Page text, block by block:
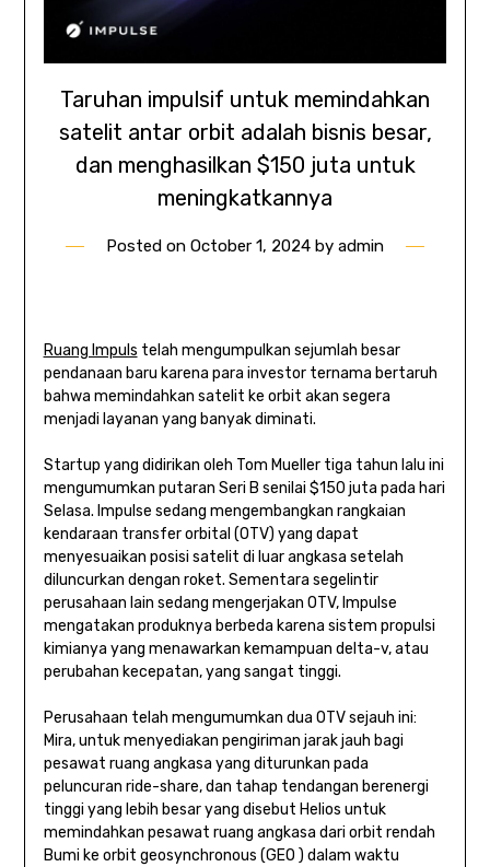
Taruhan impulsif untuk memindahkan
satelit antar orbit adalah bisnis besar,
dan menghasilkan $150 juta untuk
meningkatkannya
Posted on October 1, 2024 by admin
Ruang Impuls telah mengumpulkan sejumlah besar
pendanaan baru karena para investor ternama bertaruh
bahwa memindahkan satelit ke orbit akan segera
menjadi layanan yang banyak diminati.
Startup yang didirikan oleh Tom Mueller tiga tahun lalu ini
mengumumkan putaran Seri B senilai $150 juta pada hari
Selasa. Impulse sedang mengembangkan rangkaian
kendaraan transfer orbital (OTV) yang dapat
menyesuaikan posisi satelit di luar angkasa setelah
diluncurkan dengan roket. Sementara segelintir
perusahaan lain sedang mengerjakan OTV, Impulse
mengatakan produknya berbeda karena sistem propulsi
kimianya yang menawarkan kemampuan delta-v, atau
perubahan kecepatan, yang sangat tinggi.
Perusahaan telah mengumumkan dua OTV sejauh ini:
Mira, untuk menyediakan pengiriman jarak jauh bagi
pesawat ruang angkasa yang diturunkan pada
peluncuran ride-share, dan tahap tendangan berenergi
tinggi yang lebih besar yang disebut Helios untuk
memindahkan pesawat ruang angkasa dari orbit rendah
Bumi ke orbit geosynchronous (GEO ) dalam waktu